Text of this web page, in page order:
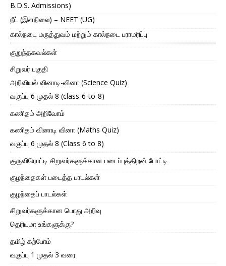
B.D.S. Admissions)
நீட் (இளநிலை) – NEET (UG)
கால்நடை மருத்துவம் மற்றும் கால்நடை பராமரிப்பு
குறுந்தகவல்கள்
சிறுவர் பகுதி
அறிவியல் வினாடி-வினா (Science Quiz)
வகுப்பு 6 முதல் 8 (class-6-to-8)
கணிதம் அறிவோம்
கணிதம் வினாடி வினா (Maths Quiz)
வகுப்பு 6 முதல் 8 (Class 6 to 8)
குருவிரொட்டி சிறுவர்களுக்கான படைப்புத்திறன் போட்டி
குழந்தைகள் படைத்த பாடல்கள்
குழந்தைப் பாடல்கள்
சிறுவர்களுக்கான பொது அறிவு
தெரியுமா உங்களுக்கு?
தமிழ் கற்போம்
வகுப்பு 1 முதல் 3 வரை